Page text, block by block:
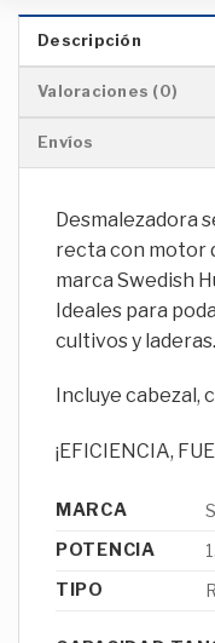
Descripción
Valoraciones (0)
Envíos
Desmalezadora
recta con motor
marca Swedish
Ideales para
cultivos y laderas.
Incluye cabezal,
¡EFICIENCIA,
MARCA
POTENCIA
TIPO